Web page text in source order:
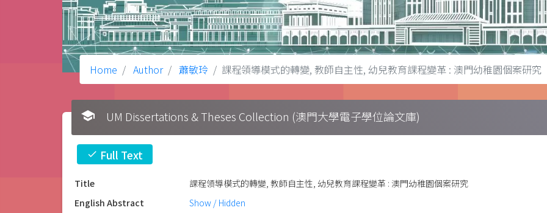
Home Author 蕭敏玲 課程領導模式的轉變, 教師自主性, 幼兒教育課程變革 : 澳門幼稚園個案研究
school UM Dissertations & Theses Collection (澳門大學電子學位論文庫)
check Full Text
Title
課程領導模式的轉變, 教師自主性, 幼兒教育課程變革 : 澳門幼稚園個案研究
English Abstract
Show / Hidden